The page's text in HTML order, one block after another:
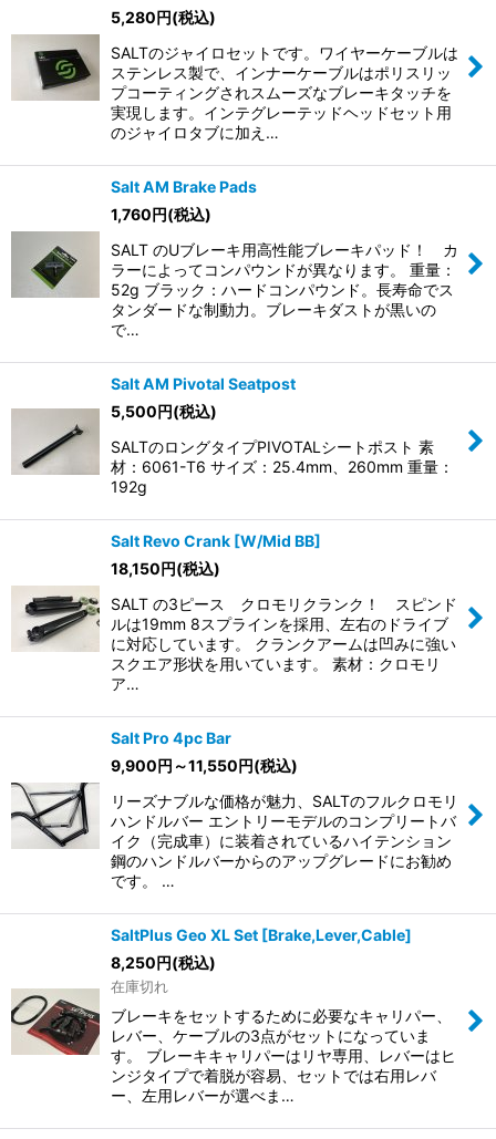
5,280円(税込)
SALTのジャイロセットです。ワイヤーケーブルは
ステンレス製で、インナーケーブルはポリスリッ
プコーティングされスムーズなブレーキタッチを
実現します。インテグレーテッドヘッドセット用
のジャイロタブに加え…
Salt AM Brake Pads
1,760円(税込)
SALT のUブレーキ用高性能ブレーキパッド！ カ
ラーによってコンパウンドが異なります。 重量：
52g ブラック：ハードコンパウンド。長寿命でス
タンダードな制動力。ブレーキダストが黒いの
で…
Salt AM Pivotal Seatpost
5,500円(税込)
SALTのロングタイプPIVOTALシートポスト 素
材：6061-T6 サイズ：25.4mm、260mm 重量：
192g
Salt Revo Crank [W/Mid BB]
18,150円(税込)
SALT の3ピース クロモリクランク！ スピンド
ルは19mm 8スプラインを採用、左右のドライブ
に対応しています。 クランクアームは凹みに強い
スクエア形状を用いています。 素材：クロモリ
ア…
Salt Pro 4pc Bar
9,900円 ～11,550円(税込)
リーズナブルな価格が魅力、SALTのフルクロモリ
ハンドルバー エントリーモデルのコンプリートバ
イク（完成車）に装着されているハイテンション
鋼のハンドルバーからのアップグレードにお勧め
です。 …
SaltPlus Geo XL Set [Brake,Lever,Cable]
8,250円(税込)
在庫切れ
ブレーキをセットするために必要なキャリパー、
レバー、ケーブルの3点がセットになっていま
す。 ブレーキキャリパーはリヤ専用、レバーはヒ
ンジタイプで着脱が容易、セットでは右用レバ
ー、左用レバーが選べま…